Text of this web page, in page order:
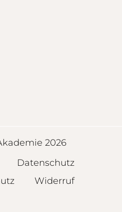
2026
Datenschutz
Widerruf